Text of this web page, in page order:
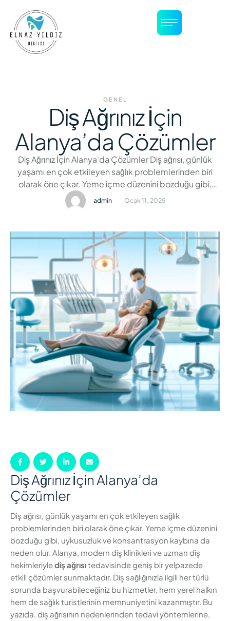
GENEL
Diş Ağrınız İçin
Alanya’da Çözümler
Diş Ağrınız İçin Alanya'da Çözümler Diş ağrısı, günlük
yaşamı en çok etkileyen sağlık problemlerinden biri
olarak öne çıkar. Yeme içme düzenini bozduğu gibi,
uykusuzluk ve konsantrasyon kaybına da neden olur.
Alanya, modern diş klinikleri ve uzman diş hekimleriyle
çözümler sunmaktadır. Diş sağlığınızla ilgili her türlü
sorunda başvurabileceğiniz bu …
admin Ocak 11, 2025
Diş Ağrınız İçin Alanya’da
Çözümler
Diş ağrısı, günlük yaşamı en çok etkileyen sağlık
problemlerinden biri olarak öne çıkar. Yeme içme düzenini
bozduğu gibi, uykusuzluk ve konsantrasyon kaybına da
neden olur. Alanya, modern diş klinikleri ve uzman diş
hekimleriylediş ağrısıtedavisinde geniş bir yelpazede
etkili çözümler sunmaktadır. Diş sağlığınızla ilgili her türlü
sorunda başvurabileceğiniz bu hizmetler, hem yerel halkın
hem de sağlık turistlerinin memnuniyetini kazanmıştır. Bu
yazıda, diş ağrısının nedenlerinden tedavi yöntemlerine,